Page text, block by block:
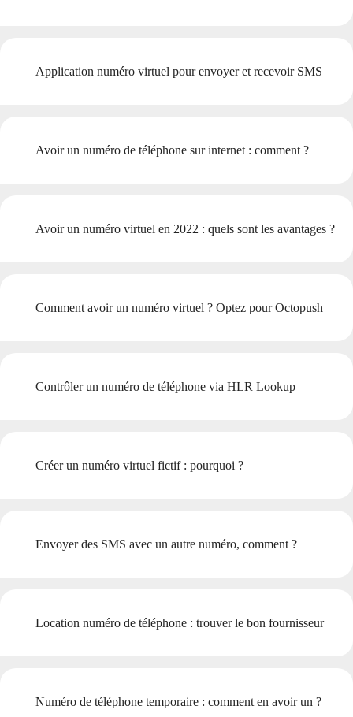
Application numéro virtuel pour envoyer et recevoir SMS
Avoir un numéro de téléphone sur internet : comment ?
Avoir un numéro virtuel en 2022 : quels sont les avantages ?
Comment avoir un numéro virtuel ? Optez pour Octopush
Contrôler un numéro de téléphone via HLR Lookup
Créer un numéro virtuel fictif : pourquoi ?
Envoyer des SMS avec un autre numéro, comment ?
Location numéro de téléphone : trouver le bon fournisseur
Numéro de téléphone temporaire : comment en avoir un ?